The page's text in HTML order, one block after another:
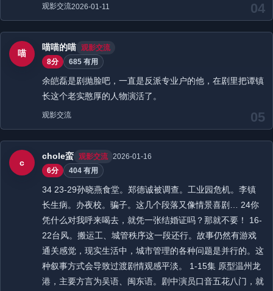
04
观影交流2026-01-11
05
喵
喵喵的喵 观影交流
8分
685 有用
余皑磊是剧抛脸吧，一直是反派专业户的他，在剧里把谭镇
长这个老实憨厚的人物演活了。
观影交流
c
chole蛮 观影交流 2026-01-16
6分
404 有用
34 23-29孙晓燕食堂。郑德诚被调查。工业园危机。李镇
长生病。办夜校。骗子。这几个段落又像情景喜剧… 24你
凭什么对我呼来喝去，就凭一张结婚证吗？那就不要！ 16-
22台风。搬运工、城管秩序这一段还行。故事仍然有游戏
通关感觉，现实生活中，城市管理的各种问题是并行的。这
种叙事方式会导致过渡剧情观感平淡。 1-15集 原型温州龙
港，主要方言为吴语、闽东语。剧中演员口音五花八门，就